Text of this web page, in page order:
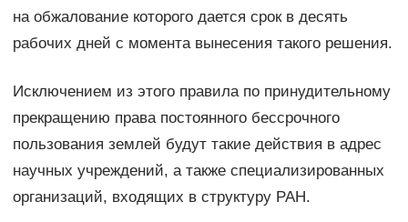
на обжалование которого дается срок в десять
рабочих дней с момента вынесения такого решения.
Исключением из этого правила по принудительному
прекращению права постоянного бессрочного
пользования землей будут такие действия в адрес
научных учреждений, а также специализированных
организаций, входящих в структуру РАН.